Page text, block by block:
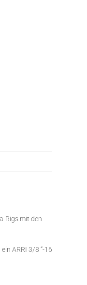
Rigs mit den
ARRI 3/8 “-16